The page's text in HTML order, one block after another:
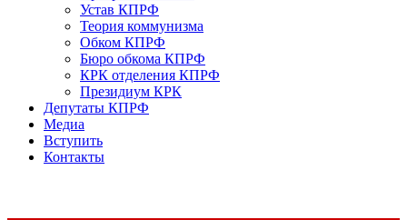
Устав КПРФ
Теория коммунизма
Обком КПРФ
Бюро обкома КПРФ
КРК отделения КПРФ
Президиум КРК
Депутаты КПРФ
Медиа
Вступить
Контакты